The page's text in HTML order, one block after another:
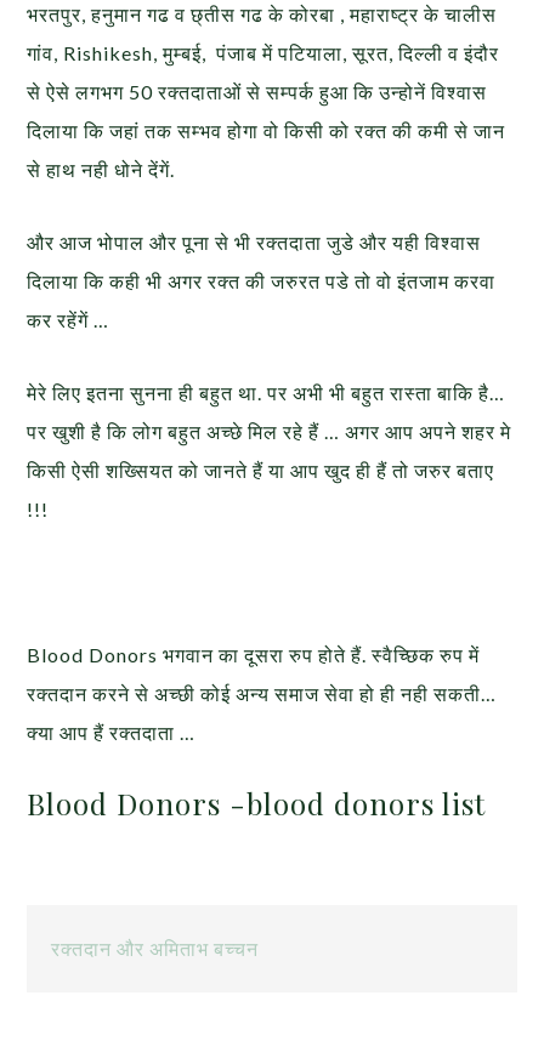
भरतपुर, हनुमान गढ व छ्तीस गढ के कोरबा , महाराष्ट्र के चालीस
गांव, Rishikesh, मुम्बई, पंजाब में पटियाला, सूरत, दिल्ली व इंदौर
से ऐसे लगभग 50 रक्तदाताओं से सम्पर्क हुआ कि उन्होनें विश्वास
दिलाया कि जहां तक सम्भव होगा वो किसी को रक्त की कमी से जान
से हाथ नही धोने देंगें.
और आज भोपाल और पूना से भी रक्तदाता जुडे और यही विश्वास
दिलाया कि कही भी अगर रक्त की जरुरत पडे तो वो इंतजाम करवा
कर रहेंगें …
मेरे लिए इतना सुनना ही बहुत था. पर अभी भी बहुत रास्ता बाकि है…
पर खुशी है कि लोग बहुत अच्छे मिल रहे हैं … अगर आप अपने शहर मे
किसी ऐसी शख्सियत को जानते हैं या आप खुद ही हैं तो जरुर बताए
!!!
Blood Donors भगवान का दूसरा रुप होते हैं. स्वैच्छिक रुप में
रक्तदान करने से अच्छी कोई अन्य समाज सेवा हो ही नही सकती…
क्या आप हैं रक्तदाता …
Blood Donors -blood donors list
रक्तदान और अमिताभ बच्चन